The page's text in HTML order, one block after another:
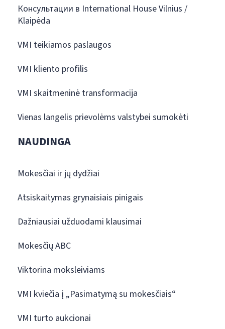
Консультации в International House Vilnius /
Klaipėda
VMI teikiamos paslaugos
VMI kliento profilis
VMI skaitmeninė transformacija
Vienas langelis prievolėms valstybei sumokėti
NAUDINGA
Mokesčiai ir jų dydžiai
Atsiskaitymas grynaisiais pinigais
Dažniausiai užduodami klausimai
Mokesčių ABC
Viktorina moksleiviams
VMI kviečia į „Pasimatymą su mokesčiais“
VMI turto aukcionai